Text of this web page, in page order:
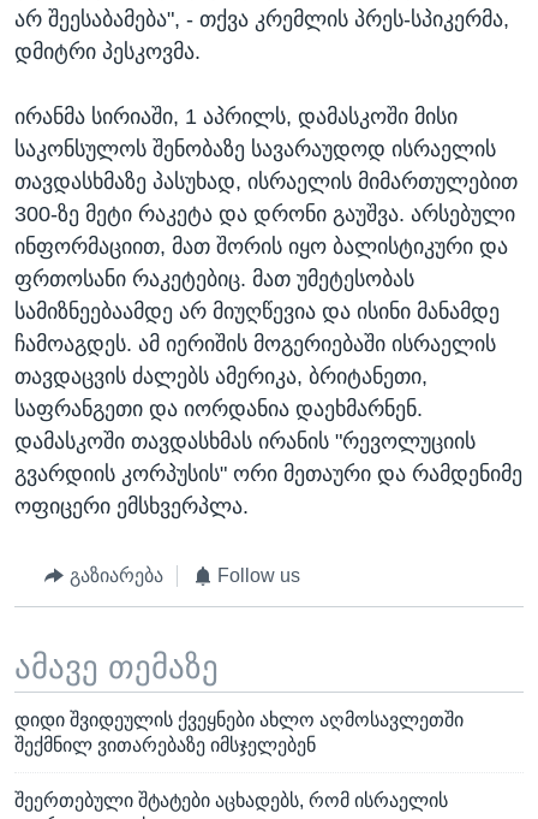
არ შეესაბამება", - თქვა კრემლის პრეს-სპიკერმა,
დმიტრი პესკოვმა.
ირანმა სირიაში, 1 აპრილს, დამასკოში მისი
საკონსულოს შენობაზე სავარაუდოდ ისრაელის
თავდასხმაზე პასუხად, ისრაელის მიმართულებით
300-ზე მეტი რაკეტა და დრონი გაუშვა. არსებული
ინფორმაციით, მათ შორის იყო ბალისტიკური და
ფრთოსანი რაკეტებიც. მათ უმეტესობას
სამიზნეებაამდე არ მიუღწევია და ისინი მანამდე
ჩამოაგდეს. ამ იერიშის მოგერიებაში ისრაელის
თავდაცვის ძალებს ამერიკა, ბრიტანეთი,
საფრანგეთი და იორდანია დაეხმარნენ.
დამასკოში თავდასხმას ირანის "რევოლუციის
გვარდიის კორპუსის" ორი მეთაური და რამდენიმე
ოფიცერი ემსხვერპლა.
გაზიარება Follow us
ამავე თემაზე
დიდი შვიდეულის ქვეყნები ახლო აღმოსავლეთში
შექმნილ ვითარებაზე იმსჯელებენ
შეერთებული შტატები აცხადებს, რომ ისრაელის